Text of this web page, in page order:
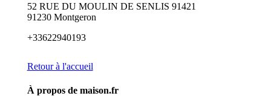
52 RUE DU MOULIN DE SENLIS 91421
91230 Montgeron
+33622940193
Retour à l'accueil
À propos de maison.fr